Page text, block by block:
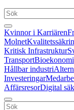
Kvinnor i Karriären
Molnet
Kritisk Infrastruktur
TransportBioekonomi
Hållbar industri
Investeringar
AffärsresorDigital